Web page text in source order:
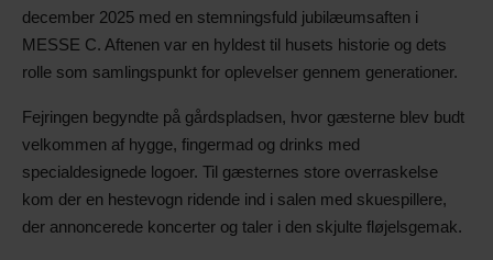
december 2025 med en stemningsfuld jubilæumsaften i
MESSE C. Aftenen var en hyldest til husets historie og dets
rolle som samlingspunkt for oplevelser gennem generationer.
Fejringen begyndte på gårdspladsen, hvor gæsterne blev budt
velkommen af hygge, fingermad og drinks med
specialdesignede logoer. Til gæsternes store overraskelse
kom der en hestevogn ridende ind i salen med skuespillere,
der annoncerede koncerter og taler i den skjulte fløjelsgemak.